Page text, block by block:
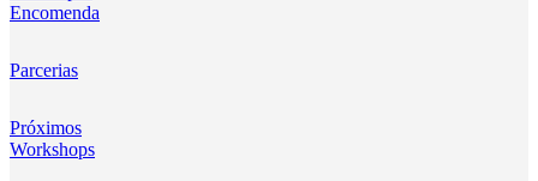
Kingma
Encomenda
Parcerias
Próximos
Workshops